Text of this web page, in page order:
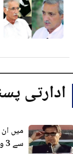
ادارتی
میں
سے 3 وکٹیں گریں گی، عمران خان